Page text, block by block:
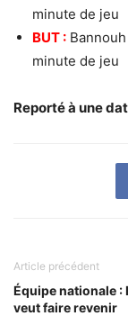
minute de jeu
BUT :
minute de jeu
Reporté à une
Article précédent
Équipe nationale :
veut faire revenir